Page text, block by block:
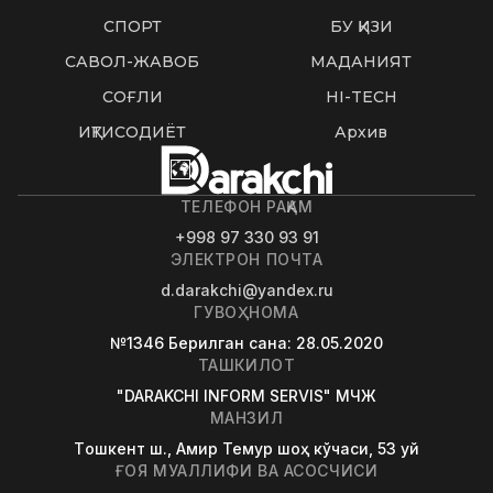
СПОРТ
БУ ҚИЗИҚ
САВОЛ-ЖАВОБ
МАДАНИЯТ
СОҒЛИҚ
HI-TECH
ИҚТИСОДИЁТ
Архив
ТЕЛЕФОН РАҚАМ
+998 97 330 93 91
ЭЛЕКТРОН ПОЧТА
d.darakchi@yandex.ru
ГУВОҲНОМА
№1346 Берилган сана: 28.05.2020
ТАШКИЛОТ
"DARAKCHI INFORM SERVIS" МЧЖ
МАНЗИЛ
Tошкент ш., Амир Темур шоҳ кўчаси, 53 уй
ҒОЯ МУАЛЛИФИ ВА АСОСЧИСИ